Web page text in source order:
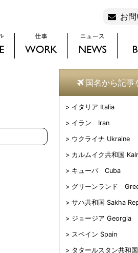
お
国名から記事
イタリア Italia
イラン Iran
ウクライナ Ukraine
カルムイク共和国
キューバ Cuba
グリーンランド
サハ共和国 Sakha
ジョージア Georgia
スペイン Spain
タタールスタン共和